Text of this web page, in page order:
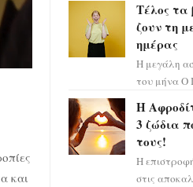
και
πρέπει
Τέλος
ζουν τη
ημέρας
Η μεγάλη
του μήνα Ο
περνάει στο
Η
3 ζώδια
τους!
Η
στις